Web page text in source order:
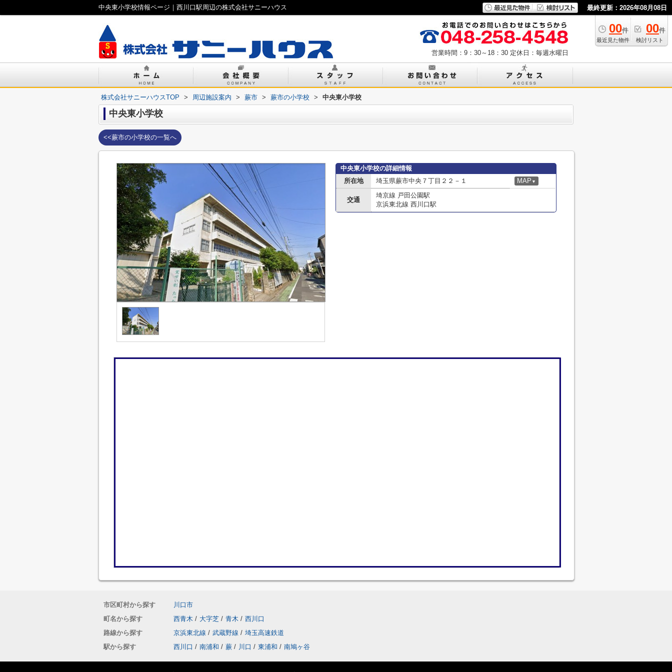
中央東小学校情報ページ｜西川口駅周辺の株式会社サニーハウス 最終更新：2026年08月08日
00件
最近見た物件
00件
検討リスト
営業時間：9：30～18：30 定休日：毎週水曜日
株式会社サニーハウスTOP > 周辺施設案内 > 蕨市 > 蕨市の小学校 > 中央東小学校
中央東小学校
<<蕨市の小学校の一覧へ
中央東小学校の詳細情報
所在地
埼玉県蕨市中央７丁目２２－１ MAP ▼
交通
埼京線 戸田公園駅
京浜東北線 西川口駅
市区町村から探す
川口市
町名から探す
西青木 / 大字芝 / 青木 / 西川口
路線から探す
京浜東北線 / 武蔵野線 / 埼玉高速鉄道
駅から探す
西川口 / 南浦和 / 蕨 / 川口 / 東浦和 / 南鳩ヶ谷